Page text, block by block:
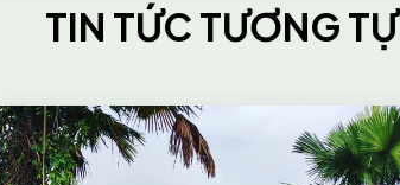
TIN TỨC TƯƠNG TỰ